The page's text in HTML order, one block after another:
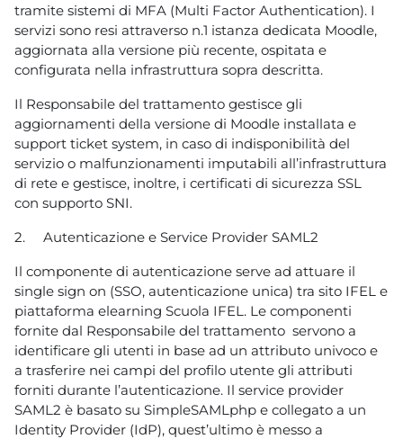
tramite sistemi di MFA (Multi Factor Authentication). I
servizi sono resi attraverso n.1 istanza dedicata Moodle,
aggiornata alla versione più recente, ospitata e
configurata nella infrastruttura sopra descritta.
Il Responsabile del trattamento gestisce gli
aggiornamenti della versione di Moodle installata e
support ticket system, in caso di indisponibilità del
servizio o malfunzionamenti imputabili all’infrastruttura
di rete e gestisce, inoltre, i certificati di sicurezza SSL
con supporto SNI.
2.
Autenticazione e Service Provider SAML2
Il componente di autenticazione serve ad attuare il
single sign on (SSO, autenticazione unica) tra sito IFEL e
piattaforma elearning Scuola IFEL. Le componenti
fornite dal Responsabile del trattamento servono a
identificare gli utenti in base ad un attributo univoco e
a trasferire nei campi del profilo utente gli attributi
forniti durante l’autenticazione. Il service provider
SAML2 è basato su SimpleSAMLphp e collegato a un
Identity Provider (IdP), quest’ultimo è messo a